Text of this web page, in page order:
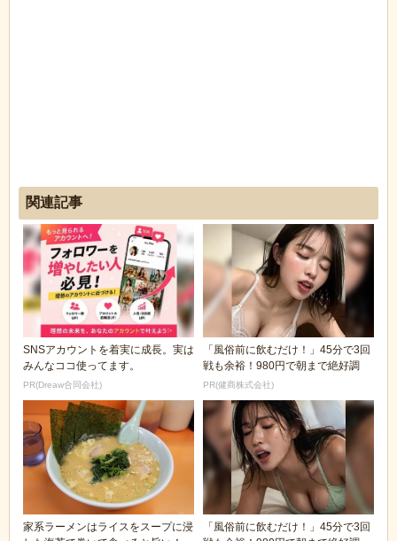
関連記事
SNSアカウントを着実に成長。実は
みんなココ使ってます。
PR(Dreaw合同会社)
「風俗前に飲むだけ！」45分で3回
戦も余裕！980円で朝まで絶好調
PR(健商株式会社)
家系ラーメンはライスをスープに浸
「風俗前に飲むだけ！」45分で3回